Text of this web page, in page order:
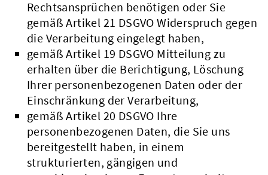
Rechtsansprüchen benötigen oder Sie
gemäß Artikel 21 DSGVO Widerspruch gegen
die Verarbeitung eingelegt haben,
gemäß Artikel 19 DSGVO Mitteilung zu
erhalten über die Berichtigung, Löschung
Ihrer personenbezogenen Daten oder der
Einschränkung der Verarbeitung,
gemäß Artikel 20 DSGVO Ihre
personenbezogenen Daten, die Sie uns
bereitgestellt haben, in einem
strukturierten, gängigen und